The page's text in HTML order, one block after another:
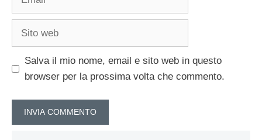
Sito
Salva il mio nome, email e sito web in questo
browser per la prossima volta che commento.